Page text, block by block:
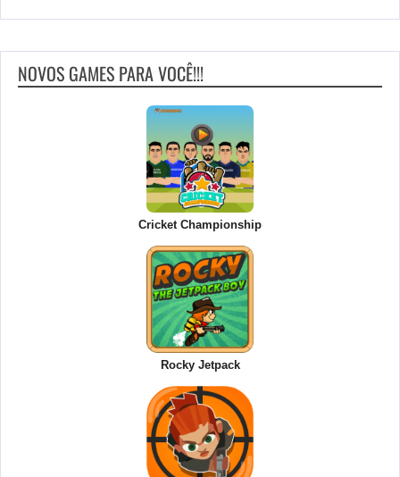
NOVOS GAMES PARA VOCÊ!!!
Cricket Championship
Rocky Jetpack